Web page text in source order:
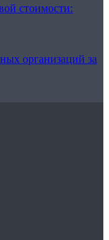
стоимости:
организаций за